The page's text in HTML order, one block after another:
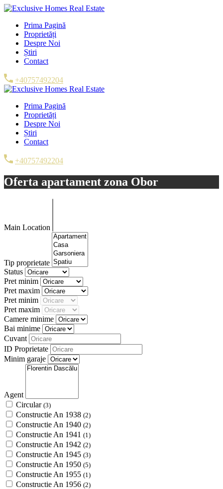
Prima Pagină
Proprietăți
Despre Noi
Știri
Contact
+40757492204
Prima Pagină
Proprietăți
Despre Noi
Știri
Contact
+40757492204
Oferta apartament zona Obor
Main Location
Tip proprietate
Status
Pret minim
Pret maxim
Pret minim
Pret maxim
Camere minime
Bai minime
Cuvant
ID Proprietate
Minim garaje
Agent
Circular (3)
Constructie An 1938 (2)
Constructie An 1940 (2)
Constructie An 1941 (1)
Constructie An 1942 (2)
Constructie An 1945 (3)
Constructie An 1950 (5)
Constructie An 1955 (1)
Constructie An 1956 (2)